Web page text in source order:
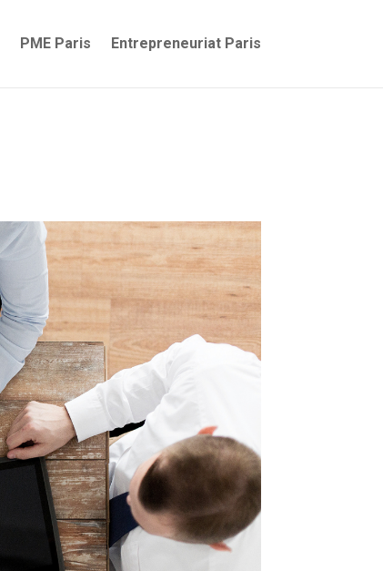
PME Paris Entrepreneuriat Paris